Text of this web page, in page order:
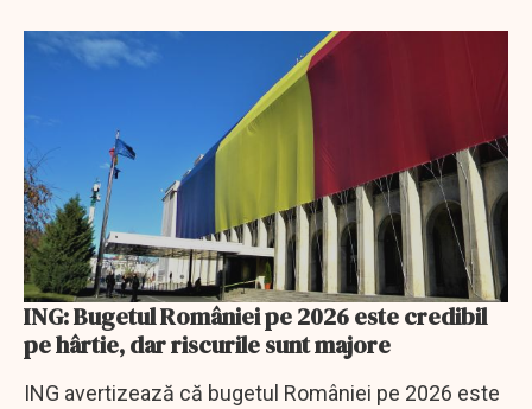
ING: Bugetul României pe 2026 este credibil
pe hârtie, dar riscurile sunt majore
ING avertizează că bugetul României pe 2026 este